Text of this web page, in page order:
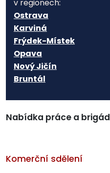
v regionech:
Ostrava
Karviná
Frýdek-Místek
Opava
Nový Jičín
Bruntál
Nabídka práce a brigád
Komerční sdělení